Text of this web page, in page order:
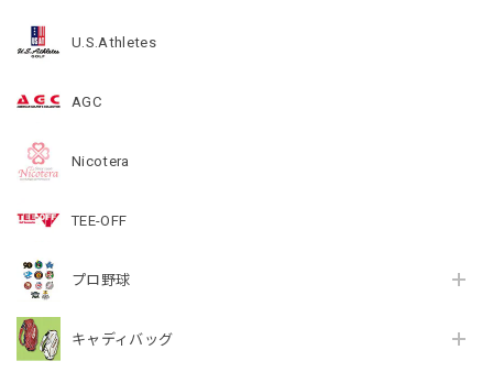
U.S.Athletes
AGC
Nicotera
TEE-OFF
プロ野球
キャディバッグ